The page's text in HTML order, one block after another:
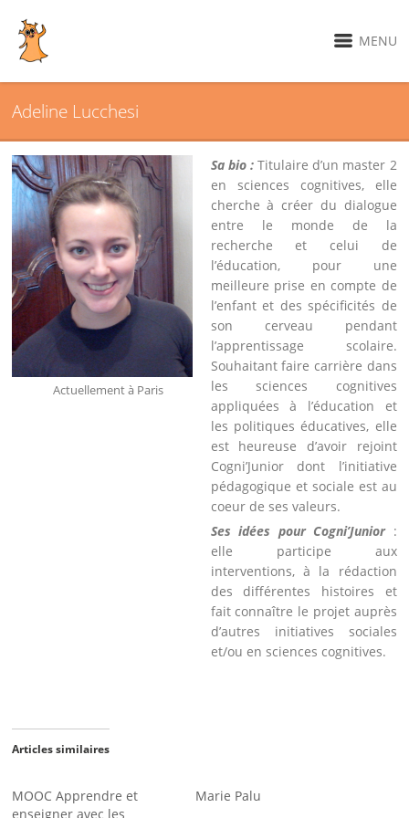
MENU
Adeline Lucchesi
Actuellement à Paris
Sa bio :Titulaire d’un master 2
en sciences cognitives, elle
cherche à créer du dialogue
entre le monde de la
recherche et celui de
l’éducation, pour une
meilleure prise en compte de
l’enfant et des spécificités de
son cerveau pendant
l’apprentissage scolaire.
Souhaitant faire carrière dans
les sciences cognitives
appliquées à l’éducation et
les politiques éducatives, elle
est heureuse d’avoir rejoint
Cogni’Junior dont l’initiative
pédagogique et sociale est au
coeur de ses valeurs.
Ses idées pour Cogni’Junior :
elle participe aux
interventions, à la rédaction
des différentes histoires et
fait connaître le projet auprès
d’autres initiatives sociales
et/ou en sciences cognitives.
Articles similaires
MOOC Apprendre et
enseigner avec les
Marie Palu